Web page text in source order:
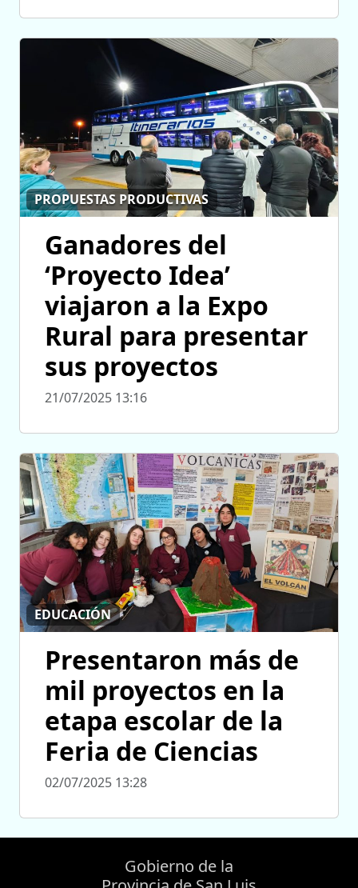
PROPUESTAS PRODUCTIVAS
Ganadores del
‘Proyecto Idea’
viajaron a la Expo
Rural para presentar
sus proyectos
21/07/2025 13:16
EDUCACIÓN
Presentaron más de
mil proyectos en la
etapa escolar de la
Feria de Ciencias
02/07/2025 13:28
Gobierno de la